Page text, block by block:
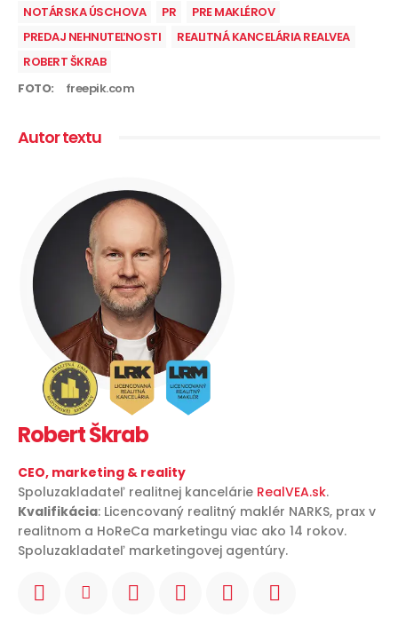
NOTÁRSKA ÚSCHOVA
PR
PRE MAKLÉROV
PREDAJ NEHNUTEĽNOSTI
REALITNÁ KANCELÁRIA REALVEA
ROBERT ŠKRAB
FOTO:
freepik.com
Autor textu
Robert Škrab
CEO, marketing & reality
Spoluzakladateľ realitnej kancelárie RealVEA.sk.
Kvalifikácia: Licencovaný realitný maklér NARKS, prax v
realitnom a HoReCa marketingu viac ako 14 rokov.
Spoluzakladateľ marketingovej agentúry.